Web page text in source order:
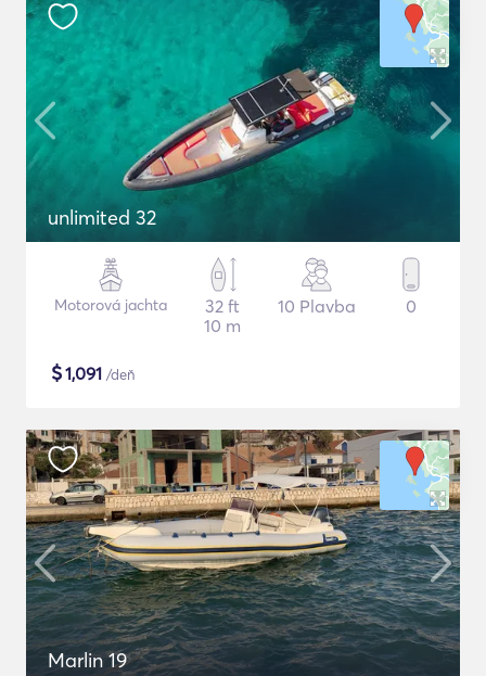
unlimited 32
Motorová jachta
32 ft
10 m
10 Plavba 0
$1,091 /deň
Marlin 19